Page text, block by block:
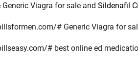
Generic Viagra for sale and Sildenafil
# Generic Viagra for
# best online ed